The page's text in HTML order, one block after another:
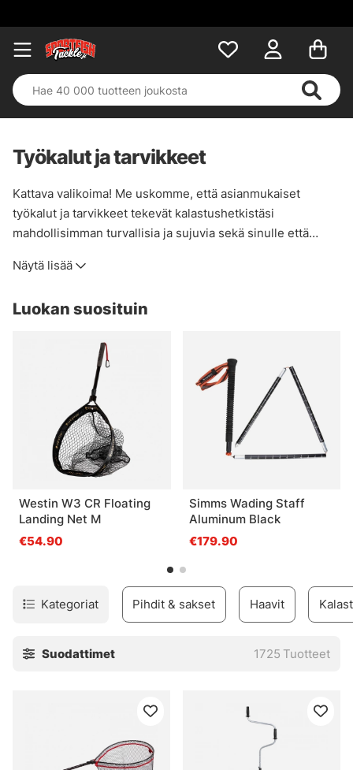
Työkalut ja tarvikkeet
Kattava valikoima! Me uskomme, että asianmukaiset
työkalut ja tarvikkeet tekevät kalastushetkistäsi
mahdollisimman turvallisia ja sujuvia sekä sinulle että
tuotteita, joilla hoidat niin kalat kuin kelatkin ja lisäksi itsesi
Näytä lisää
Luokan suosituin
Westin W3 CR Floating
Landing Net M
€54.90
Simms Wading Staff
Aluminum Black
€179.90
Kategoriat Pihdit & sakset Haavit
Suodattimet 1725 Tuotteet